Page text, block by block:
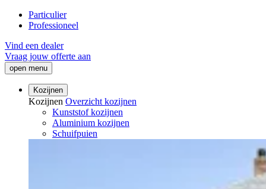
Particulier
Professioneel
Vind een dealer
Vraag jouw offerte aan
open menu
Kozijnen
Kozijnen Overzicht kozijnen
Kunststof kozijnen
Aluminium kozijnen
Schuifpuien